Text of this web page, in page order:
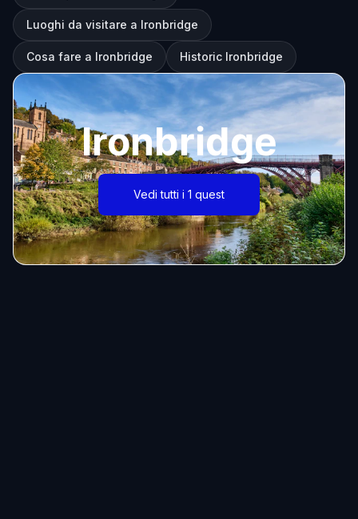
Luoghi da visitare a Ironbridge
Cosa fare a Ironbridge Historic Ironbridge
Ironbridge
Vedi tutti i 1 quest